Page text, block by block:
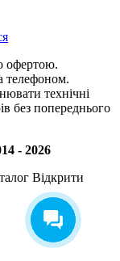
офертою.
телефоном.
технічні
без попереднього
- 2026
Відкрити